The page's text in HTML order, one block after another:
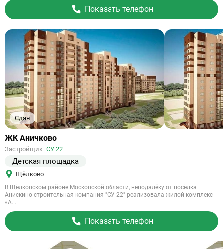
Показать телефон
Сдан
Ссылка
объект
ЖК Аничково
Застройщик СУ 22
Детская площадка
Щёлково
В Щёлковском районе Московской области, неподалёку от посёлка
Анискино строительная компания "СУ 22" реализовала жилой комплекс
«А...
Показать телефон